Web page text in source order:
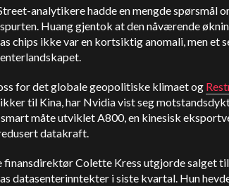
analytikere hadde en mengde spørsmål
Huang gjentok at den nåværende
chips ikke var en kortsiktig anomali, men et
for det globale geopolitiske klimaet og
til Kina, har Nvidia vist seg
smart måte utviklet A800, en kinesisk
datakraft.
finansdirektør Colette Kress utgjorde salget
datasenterinntekter i siste kvartal. Hun